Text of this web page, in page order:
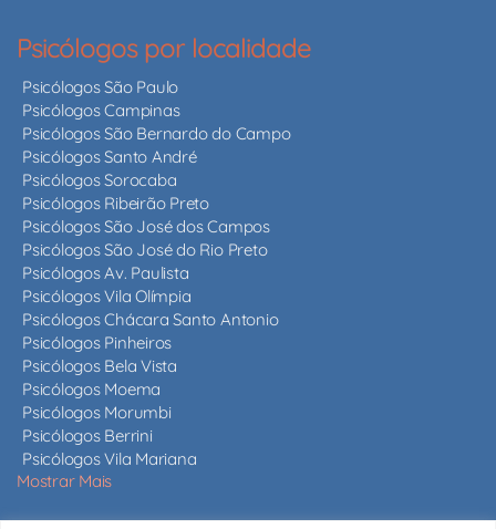
Psicólogos por localidade
Psicólogos São Paulo
Psicólogos Campinas
Psicólogos São Bernardo do Campo
Psicólogos Santo André
Psicólogos Sorocaba
Psicólogos Ribeirão Preto
Psicólogos São José dos Campos
Psicólogos São José do Rio Preto
Psicólogos Av. Paulista
Psicólogos Vila Olímpia
Psicólogos Chácara Santo Antonio
Psicólogos Pinheiros
Psicólogos Bela Vista
Psicólogos Moema
Psicólogos Morumbi
Psicólogos Berrini
Psicólogos Vila Mariana
Mostrar Mais